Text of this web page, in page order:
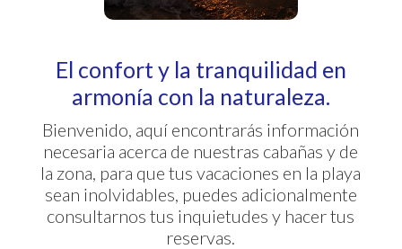
El confort y la tranquilidad en
armonía con la naturaleza.
Bienvenido, aquí encontrarás información
necesaria acerca de nuestras cabañas y de
la zona, para que tus vacaciones en la playa
sean inolvidables, puedes adicionalmente
consultarnos tus inquietudes y hacer tus
reservas.